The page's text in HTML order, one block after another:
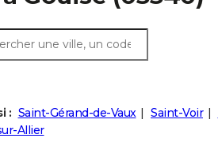
: Saint-Gérand-de-Vaux Saint-Voir
Allier